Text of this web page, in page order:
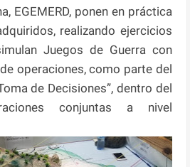
EGEMERD, ponen en práctica
realizando ejercicios
Juegos de Guerra con
operaciones, como parte del
de Decisiones”, dentro del
conjuntas a nivel